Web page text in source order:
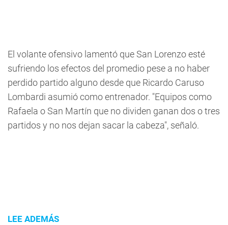
El volante ofensivo lamentó que San Lorenzo esté
sufriendo los efectos del promedio pese a no haber
perdido partido alguno desde que Ricardo Caruso
Lombardi asumió como entrenador. "Equipos como
Rafaela o San Martín que no dividen ganan dos o tres
partidos y no nos dejan sacar la cabeza", señaló.
LEE ADEMÁS